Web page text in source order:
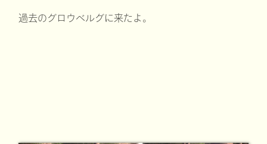
過去のグロウベルグに来たよ。